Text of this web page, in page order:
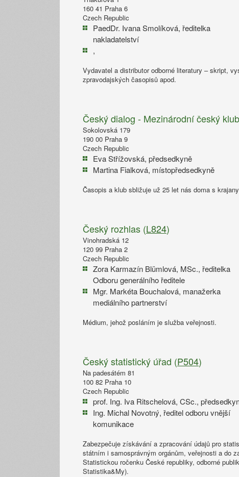
160 41 Praha 6
Czech Republic
PaedDr. Ivana Smolíková, ředitelka
nakladatelství
,
Vydavatel a distributor odborné literatury – skript,
zpravodajských časopisů apod.
Český dialog - Mezinárodní český
Sokolovská 179
190 00 Praha 9
Czech Republic
Eva Střížovská, předsedkyně
Martina Fialková, místopředsedkyně
Časopis a klub sbližuje už 25 let nás doma s
Český rozhlas (L824)
Vinohradská 12
120 99 Praha 2
Czech Republic
Zora Karmazín Blümlová, MSc., ředitelka
Odboru generálního ředitele
Mgr. Markéta Bouchalová, manažerka
mediálního partnerství
Médium, jehož posláním je služba veřejnosti.
Český statistický úřad (P504)
Na padesátém 81
100 82 Praha 10
Czech Republic
prof. Ing. Iva Ritschelová, CSc.,
Ing. Michal Novotný, ředitel odboru vnější
komunikace
Zabezpečuje získávání a zpracování údajů pro
státním i samosprávným orgánům, veřejnosti a do
Statistickou ročenku České republiky, odborné
Statistika&My).